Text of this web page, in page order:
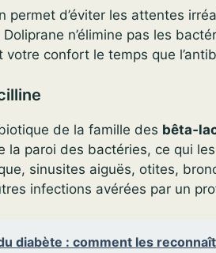
d’éviter les attentes
n’élimine pas les
confort le temps que
de la famille des
la paroi des bactéries, ce qui
sinusites aiguës, otites,
infections avérées par un
diabète : comment les